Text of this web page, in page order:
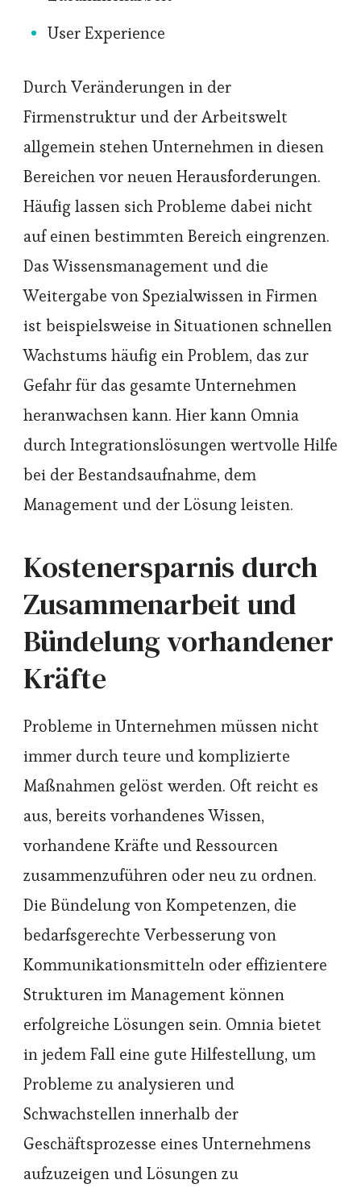
User Experience
Durch Veränderungen in der
Firmenstruktur und der Arbeitswelt
allgemein stehen Unternehmen in diesen
Bereichen vor neuen Herausforderungen.
Häufig lassen sich Probleme dabei nicht
auf einen bestimmten Bereich eingrenzen.
Das Wissensmanagement und die
Weitergabe von Spezialwissen in Firmen
ist beispielsweise in Situationen schnellen
Wachstums häufig ein Problem, das zur
Gefahr für das gesamte Unternehmen
heranwachsen kann. Hier kann Omnia
durch Integrationslösungen wertvolle Hilfe
bei der Bestandsaufnahme, dem
Management und der Lösung leisten.
Kostenersparnis durch
Zusammenarbeit und
Bündelung vorhandener
Kräfte
Probleme in Unternehmen müssen nicht
immer durch teure und komplizierte
Maßnahmen gelöst werden. Oft reicht es
aus, bereits vorhandenes Wissen,
vorhandene Kräfte und Ressourcen
zusammenzuführen oder neu zu ordnen.
Die Bündelung von Kompetenzen, die
bedarfsgerechte Verbesserung von
Kommunikationsmitteln oder effizientere
Strukturen im Management können
erfolgreiche Lösungen sein. Omnia bietet
in jedem Fall eine gute Hilfestellung, um
Probleme zu analysieren und
Schwachstellen innerhalb der
Geschäftsprozesse eines Unternehmens
aufzuzeigen und Lösungen zu